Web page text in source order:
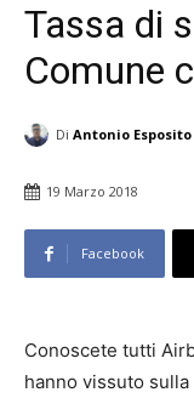
Tassa di
Comune
Di Antonio Esposito
19 Marzo 2018
Facebook
Conoscete tutti
hanno vissuto